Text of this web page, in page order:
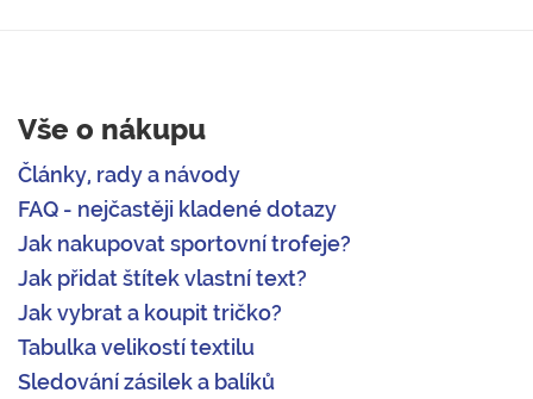
Vše o nákupu
Články, rady a návody
FAQ - nejčastěji kladené dotazy
Jak nakupovat sportovní trofeje?
Jak přidat štítek vlastní text?
Jak vybrat a koupit tričko?
Tabulka velikostí textilu
Sledování zásilek a balíků